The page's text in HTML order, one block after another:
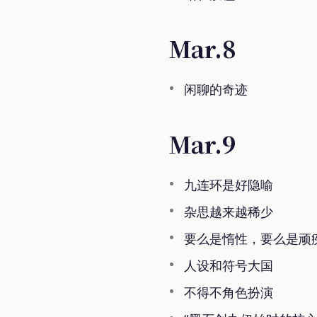
Mar.8
闲聊的奇迹
Mar.9
九连环是好隐喻
杂思越来越稀少
要么是惰性，要么是顽
人设和符号大国
不得不角色扮演